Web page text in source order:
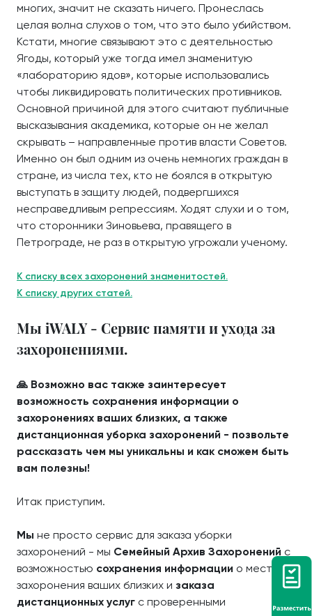
многих, значит не сказать ничего. Пронеслась
целая волна слухов о том, что это было убийством.
Кстати, многие связывают это с деятельностью
Ягоды, который уже тогда имел знаменитую
«лабораторию ядов», которые использовались
чтобы ликвидировать политических противников.
Основной причиной для этого считают публичные
высказывания академика, которые он не желал
скрывать – направленные против власти Советов.
Именно он был одним из очень немногих граждан в
стране, из числа тех, кто не боялся в открытую
выступать в защиту людей, подвергшихся
несправедливым репрессиям. Ходят слухи и о том,
что сторонники Зиновьева, правящего в
Петрограде, не раз в открытую угрожали ученому.
К списку всех захоронений знаменитостей.
К списку других статей.
Мы iWALY - Сервис памяти и ухода за
захоронениями.
🙏 Возможно вас также заинтересует
возможность сохранения информации о
захоронениях ваших близких, а также
дистанционная уборка захоронений - позвольте
рассказать чем мы уникальны и как сможем быть
вам полезны!
Итак приступим.
Мы не просто сервис для заказа уборки
захоронений - мы Семейный Архив Захоронений с
возможностью сохранения информации о местах
захоронения ваших близких и заказа
дистанционных услуг с проверенными